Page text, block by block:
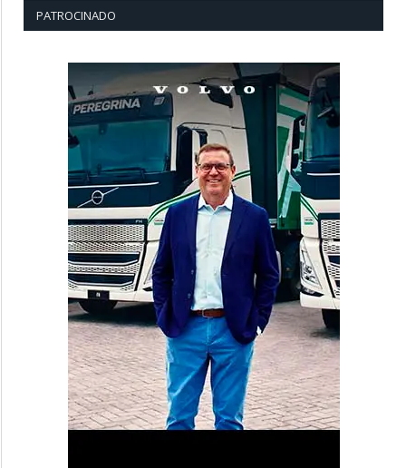
PATROCINADO